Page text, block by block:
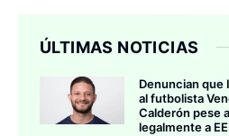
ÚLTIMAS NOTICIAS
Denuncian que
al futbolista
Calderón pese
legalmente a